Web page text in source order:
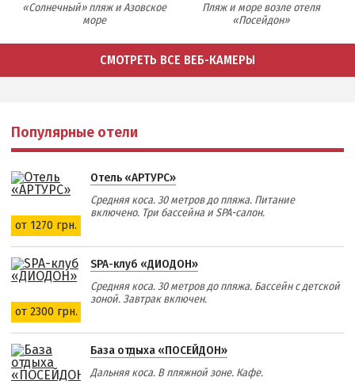
«Солнечный» пляж и Азовское
море
Пляж и море возле отеля
«Посейдон»
СМОТРЕТЬ ВСЕ ВЕБ-КАМЕРЫ
Популярные отели
от 1270 грн.
Отель «АРТУРС»
Средняя коса. 30 метров до пляжа. Питание
включено. Три бассейна и SPA-салон.
от 2300 грн.
SPA-клуб «ДИОДОН»
Средняя коса. 30 метров до пляжа. Бассейн с детской
зоной. Завтрак включен.
База отдыха «ПОСЕЙДОН»
Дальняя коса. В пляжной зоне. Кафе.